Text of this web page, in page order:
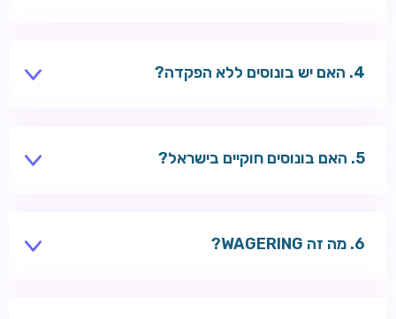
האם יש בונוסים ללא הפקדה?
האם בונוסים חוקיים בישראל?
מה זה WAGERING?